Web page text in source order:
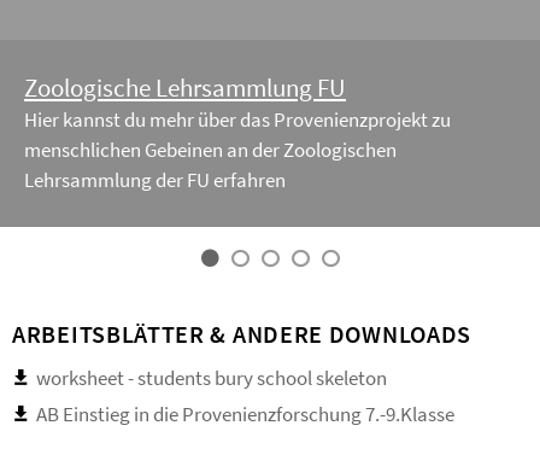
Zoologische Lehrsammlung FU
Hier kannst du mehr über das Provenienzprojekt zu
menschlichen Gebeinen an der Zoologischen
Lehrsammlung der FU erfahren
ARBEITSBLÄTTER & ANDERE DOWNLOADS
worksheet - students bury school skeleton
AB Einstieg in die Provenienzforschung 7.-9.Klasse